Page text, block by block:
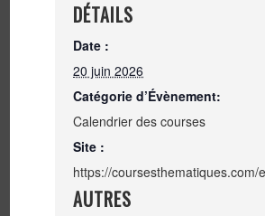
DÉTAILS
Date :
20 juin 2026
Catégorie d’Évènement:
Calendrier des courses
Site :
https://
AUTRES